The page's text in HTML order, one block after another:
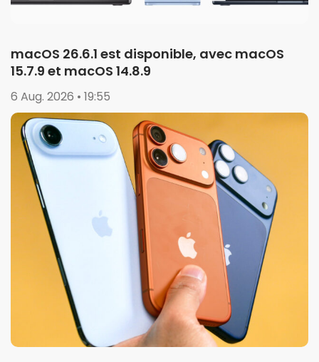
macOS 26.6.1 est disponible, avec macOS
15.7.9 et macOS 14.8.9
6 Aug. 2026 • 19:55